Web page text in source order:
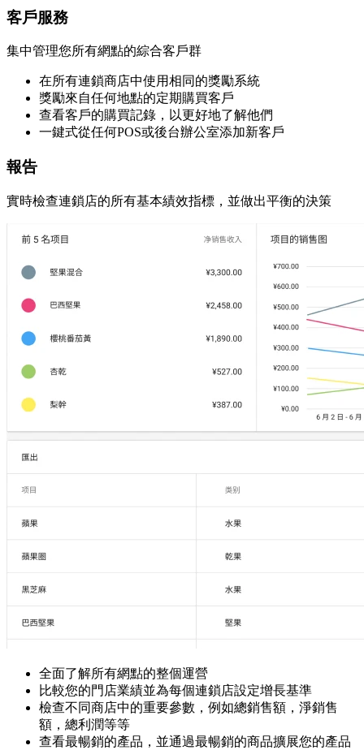
客戶服務
集中管理您所有網點的綜合客戶群
在所有連鎖商店中使用相同的獎勵系統
獎勵來自任何地點的定期購買客戶
查看客戶的購買記錄，以更好地了解他們
一鍵式從任何POS或後台辦公室添加新客戶
報告
實時檢查連鎖店的所有基本績效指標，並做出平衡的決策
全面了解所有網點的整個運營
比較您的門店業績並為每個連鎖店設定增長基準
檢查不同商店中的重要參數，例如總銷售額，淨銷售
額，總利潤等等
查看最暢銷的產品，並通過最暢銷的商品擴展您的產品